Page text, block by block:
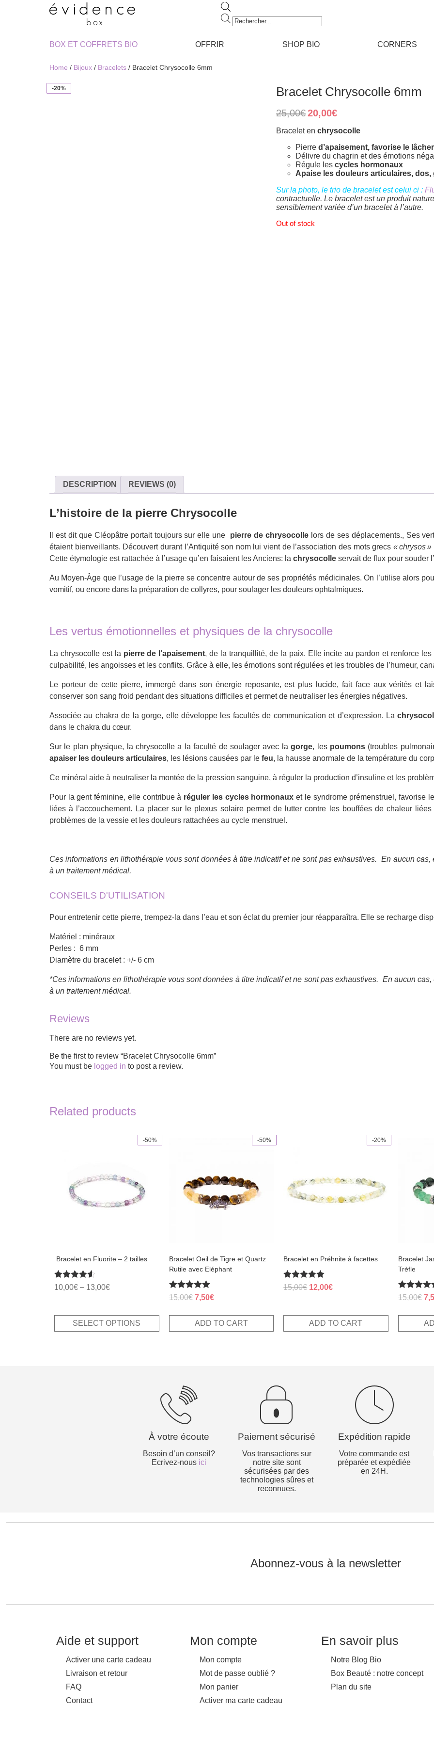
Recherche
de
BOX ET COFFRETS BIO
OFFRIR SHOP BIO CORNERS
Home / Bijoux / Bracelets / Bracelet Chrysocolle 6mm
-20% Bracelet Chrysocolle 6mm
25,00€ Original
price
was:
25,00€.
20,00€Current
is:
Bracelet en chrysocolle
Pierre d’apaisement, favorise le
Délivre du chagrin et des émotions
Régule les cycles hormonaux
Apaise les douleurs articulaires,
Sur la photo, le trio de bracelet est celui ci :
contractuelle. Le bracelet est un produit
sensiblement variée d’un bracelet à l’autre.
Out of stock
DESCRIPTION REVIEWS (0)
L’histoire de la pierre Chrysocolle
Il est dit que Cléopâtre portait toujours sur elle une pierre de chrysocollelors de ses déplacements., Ses
étaient bienveillants. Découvert durant l’Antiquité son nom lui vient de l’association des mots grecs « chrysos »
Cette étymologie est rattachée à l’usage qu’en faisaient les Anciens: la chrysocolle servait de flux pour souder
Au Moyen-Âge que l’usage de la pierre se concentre autour de ses propriétés médicinales. On l’utilise alors
vomitif, ou encore dans la préparation de collyres, pour soulager les douleurs ophtalmiques.
Les vertus émotionnelles et physiques de la chrysocolle
La chrysocolle est la pierre de l’apaisement, de la tranquillité, de la paix. Elle incite au pardon et renforce
culpabilité, les angoisses et les conflits. Grâce à elle, les émotions sont régulées et les troubles de l’humeur,
Le porteur de cette pierre, immergé dans son énergie reposante, est plus lucide, fait face aux vérités et
conserver son sang froid pendant des situations difficiles et permet de neutraliser les énergies négatives.
Associée au chakra de la gorge, elle développe les facultés de communication et d’expression. La
dans le chakra du cœur.
Sur le plan physique, la chrysocolle a la faculté de soulager avec lagorge, les poumons (troubles
apaiser les douleurs articulaires, les lésions causées par le feu, la hausse anormale de la température du
Ce minéral aide à neutraliser la montée de la pression sanguine, à réguler la production d’insuline et les
Pour la gent féminine, elle contribue à réguler les cycles hormonaux et le syndrome prémenstruel, favorise
liées à l’accouchement. La placer sur le plexus solaire permet de lutter contre les bouffées de chaleur
problèmes de la vessie et les douleurs rattachées au cycle menstruel.
Ces informations en lithothérapie vous sont données à titre indicatif et ne sont pas exhaustives.En aucun cas,
à un traitement médical.
CONSEILS D'UTILISATION
Pour entretenir cette pierre, trempez-la dans l’eau et son éclat du premier jour réapparaîtra. Elle se recharge
Matériel : minéraux
Perles : 6 mm
Diamètre du bracelet : +/- 6 cm
*Ces informations en lithothérapie vous sont données à titre indicatif et ne sont pas exhaustives. En aucun
à un traitement médical.
Reviews
There are no reviews yet.
Be the first to review “Bracelet Chrysocolle 6mm”
You must be logged in to post a review.
Related products
-50%
​ Bracelet en Fluorite – 2 tailles
Rated
4.50
10,00€ – 13,00€
SELECT OPTIONS
options
page
-50%
Bracelet Oeil de Tigre et Quartz
Rutile avec Eléphant
Rated
5.00
15,00€ Original
was:
15,00€.
7,50€Current
is:
7,50€.
ADD TO CART
-20%
Bracelet en Préhnite à facettes
Rated
5.00
15,00€ Original
15,00€.
12,00€Current
12,00€.
ADD TO CART
Bracelet
Trèfle
Rated
5.00
15,00€
À votre écoute
Besoin d’un conseil?
Ecrivez-nous ici
Paiement sécurisé
Vos transactions sur
notre site sont
sécurisées par des
technologies sûres et
reconnues.
Expédition rapide
Votre commande est
préparée et expédiée
en 24H.
Abonnez-vous à la newsletter
Aide et support
Activer une carte cadeau
Livraison et retour
FAQ
Contact
Mon compte
Mon compte
Mot de passe oublié ?
Mon panier
Activer ma carte cadeau
En savoir plus
Notre Blog Bio
Box Beauté : notre concept
Plan du site